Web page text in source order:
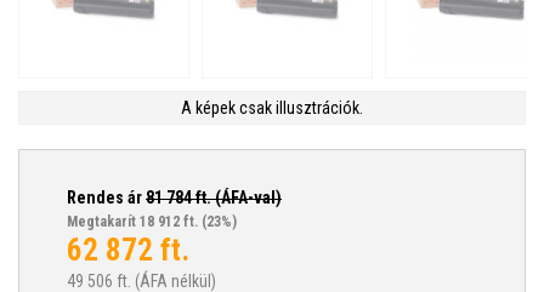
A képek csak illusztrációk.
Rendes ár81 784ft. (ÁFA-val)
Megtakarít 18 912 ft. (23%)
62 872 ft.
49 506 ft. (ÁFA nélkül)